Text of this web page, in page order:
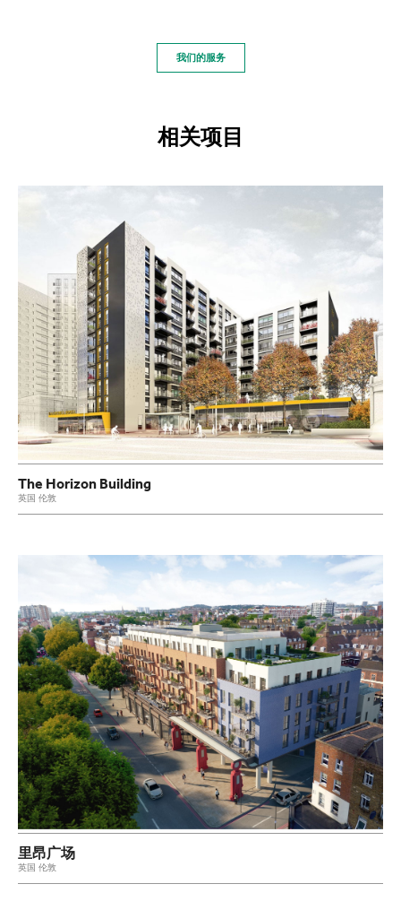
我们的服务
相关项目
The Horizon Building
英国 伦敦
里昂广场
英国 伦敦